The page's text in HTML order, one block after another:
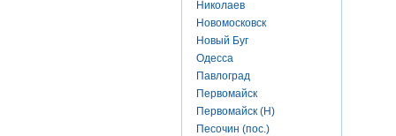
Николаев
Новомосковск
Новый Буг
Одесса
Павлоград
Первомайск
Первомайск (Н)
Песочин (пос.)